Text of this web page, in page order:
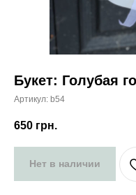
Букет: Голубая
Артикул: b54
650 грн.
Нет в наличии